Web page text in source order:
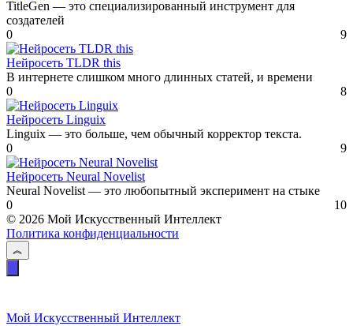
TitleGen — это специализированный инструмент для
создателей
0
9
Нейросеть TLDR this
В интернете слишком много длинных статей, и времени
0
8
Нейросеть Linguix
Linguix — это больше, чем обычный корректор текста.
0
9
Нейросеть Neural Novelist
Neural Novelist — это любопытный эксперимент на стыке
0
10
© 2026 Мой Искусственный Интеллект
Политика конфиденциальности
Мой Искусственный Интеллект